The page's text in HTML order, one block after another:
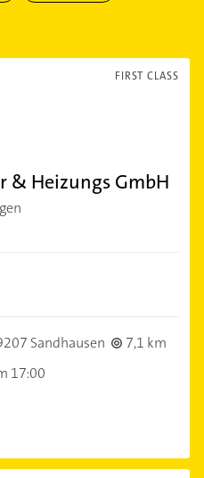
FIRST CLASS
& Heizungs GmbH
Sandhausen
7,1 km
17:00